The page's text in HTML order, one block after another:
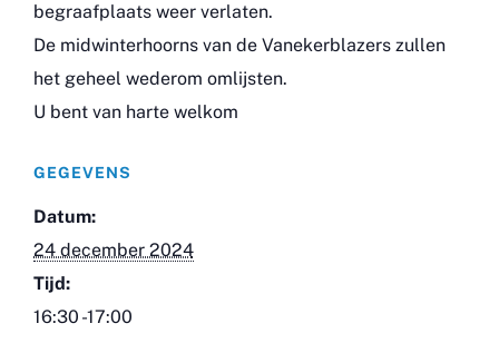
begraafplaats weer verlaten.
De midwinterhoorns van de Vanekerblazers zullen
het geheel wederom omlijsten.
U bent van harte welkom
GEGEVENS
Datum:
24 december 2024
Tijd:
16:30 -17:00